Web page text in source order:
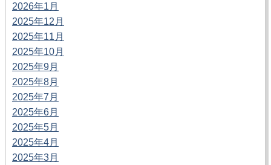
2026年1月
2025年12月
2025年11月
2025年10月
2025年9月
2025年8月
2025年7月
2025年6月
2025年5月
2025年4月
2025年3月